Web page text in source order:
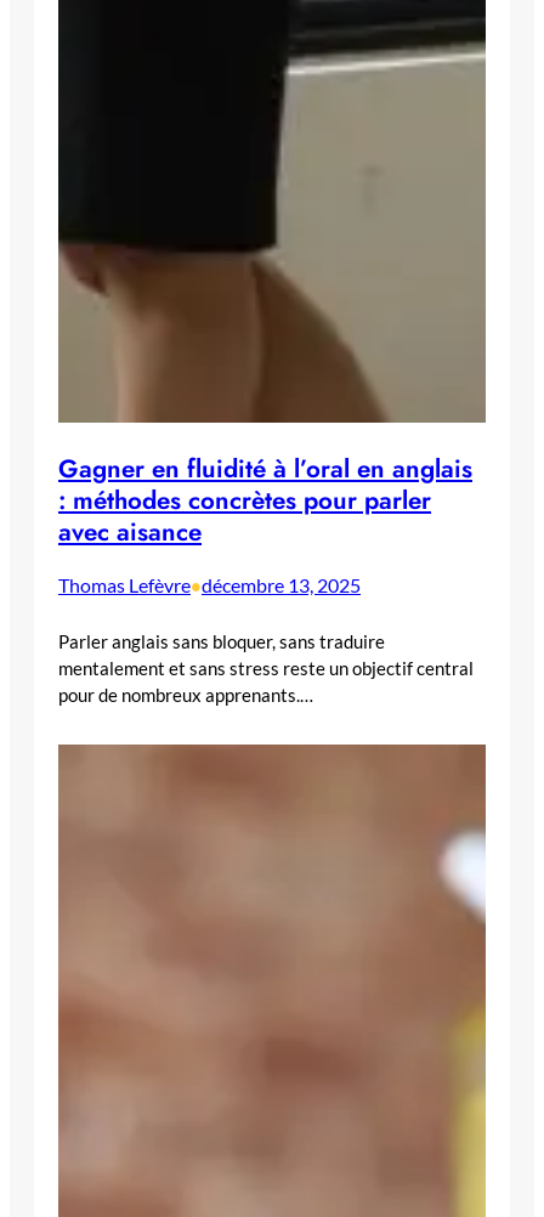
Gagner en fluidité à l’oral en anglais
: méthodes concrètes pour parler
avec aisance
Thomas Lefèvre•décembre 13, 2025
Parler anglais sans bloquer, sans traduire
mentalement et sans stress reste un objectif central
pour de nombreux apprenants.…